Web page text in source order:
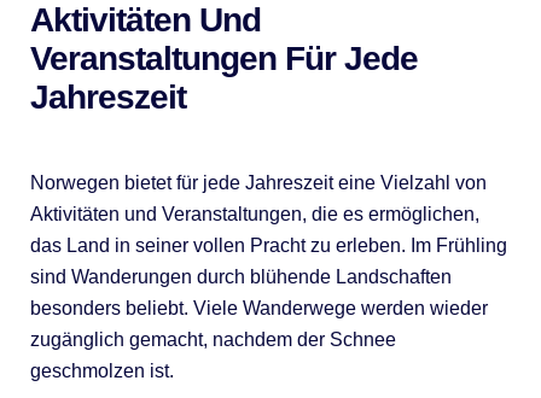
Aktivitäten Und
Veranstaltungen Für Jede
Jahreszeit
Norwegen bietet für jede Jahreszeit eine Vielzahl von
Aktivitäten und Veranstaltungen, die es ermöglichen,
das Land in seiner vollen Pracht zu erleben. Im Frühling
sind Wanderungen durch blühende Landschaften
besonders beliebt. Viele Wanderwege werden wieder
zugänglich gemacht, nachdem der Schnee
geschmolzen ist.